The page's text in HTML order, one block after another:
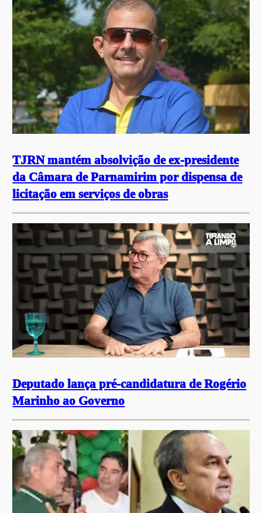
TJRN mantém absolvição de ex-presidente
da Câmara de Parnamirim por dispensa de
licitação em serviços de obras
Deputado lança pré-candidatura de Rogério
Marinho ao Governo